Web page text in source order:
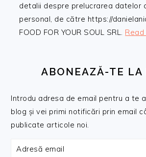
detalii despre prelucrarea datelor
personal, de către https://
FOOD FOR YOUR SOUL SRL. Read
ABONEAZĂ-TE LA
Introdu adresa de email pentru a te
blog și vei primi notificări prin email
publicate articole noi.
Adresă